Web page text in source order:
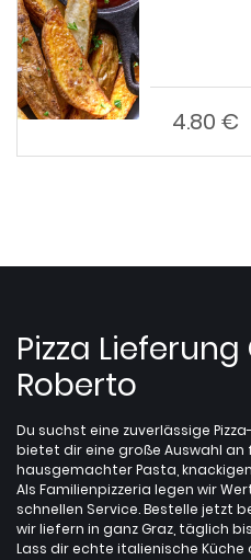
4.80 €
Pizza Lieferung
Roberto
Du suchst eine zuverlässige
bietet dir eine große Auswahl an
hausgemachter Pasta,
Als Familienpizzeria legen wir
schnellen Service. Bestelle jetzt
wir liefern in ganz Graz, täglich
Lass dir echte italienische